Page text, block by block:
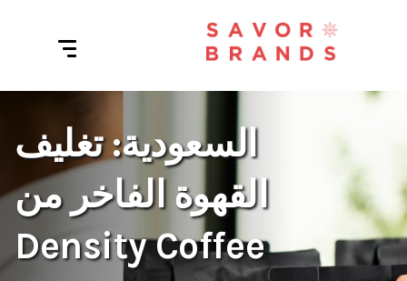
السعودية: تغليف
القهوة الفاخر من
Density Coffee